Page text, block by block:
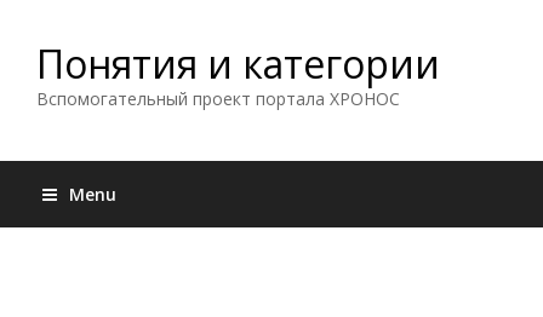
Понятия и категории
Вспомогательный проект портала ХРОНОС
Menu